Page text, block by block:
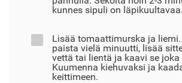
kunnes sipuli on läpikuultavaa.
Lisää tomaattimurska ja
paista vielä minuutti, lisää
vettä tai lientä ja kaavi se joka
Kuumenna kiehuvaksi ja
keittimeen.